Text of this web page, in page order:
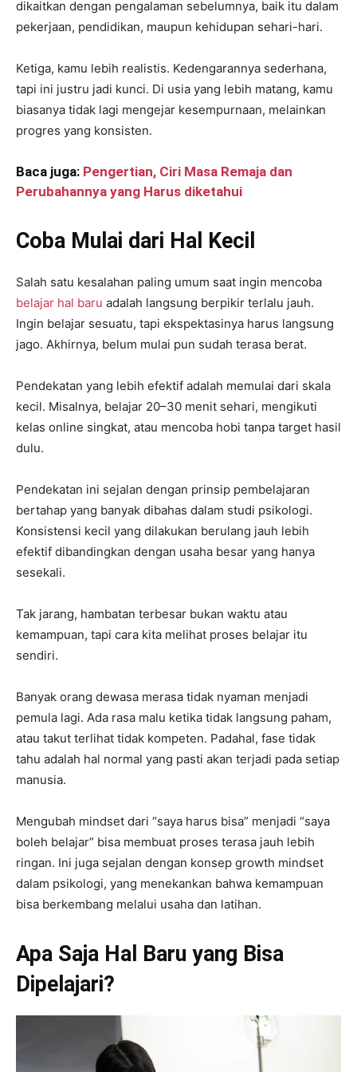
dikaitkan dengan pengalaman sebelumnya, baik itu dalam
pekerjaan, pendidikan, maupun kehidupan sehari-hari.
Ketiga, kamu lebih realistis. Kedengarannya sederhana,
tapi ini justru jadi kunci. Di usia yang lebih matang, kamu
biasanya tidak lagi mengejar kesempurnaan, melainkan
progres yang konsisten.
Baca juga: Pengertian, Ciri Masa Remaja dan
Perubahannya yang Harus diketahui
Coba Mulai dari Hal Kecil
Salah satu kesalahan paling umum saat ingin mencoba
belajar hal baru adalah langsung berpikir terlalu jauh.
Ingin belajar sesuatu, tapi ekspektasinya harus langsung
jago. Akhirnya, belum mulai pun sudah terasa berat.
Pendekatan yang lebih efektif adalah memulai dari skala
kecil. Misalnya, belajar 20–30 menit sehari, mengikuti
kelas online singkat, atau mencoba hobi tanpa target hasil
dulu.
Pendekatan ini sejalan dengan prinsip pembelajaran
bertahap yang banyak dibahas dalam studi psikologi.
Konsistensi kecil yang dilakukan berulang jauh lebih
efektif dibandingkan dengan usaha besar yang hanya
sesekali.
Tak jarang, hambatan terbesar bukan waktu atau
kemampuan, tapi cara kita melihat proses belajar itu
sendiri.
Banyak orang dewasa merasa tidak nyaman menjadi
pemula lagi. Ada rasa malu ketika tidak langsung paham,
atau takut terlihat tidak kompeten. Padahal, fase tidak
tahu adalah hal normal yang pasti akan terjadi pada setiap
manusia.
Mengubah mindset dari “saya harus bisa” menjadi “saya
boleh belajar” bisa membuat proses terasa jauh lebih
ringan. Ini juga sejalan dengan konsep growth mindset
dalam psikologi, yang menekankan bahwa kemampuan
bisa berkembang melalui usaha dan latihan.
Apa Saja Hal Baru yang Bisa
Dipelajari?